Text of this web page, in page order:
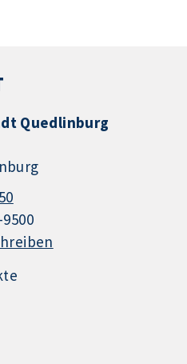
Quedlinburg